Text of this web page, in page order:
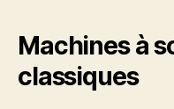
Machines à
classiques